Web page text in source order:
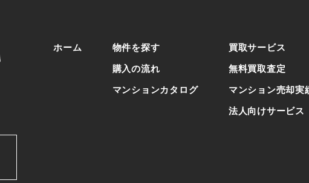
ホーム 物件を探す
購入の流れ
マンションカタログ
買取サービス
無料買取査定
マンション売却実
法人向けサービス